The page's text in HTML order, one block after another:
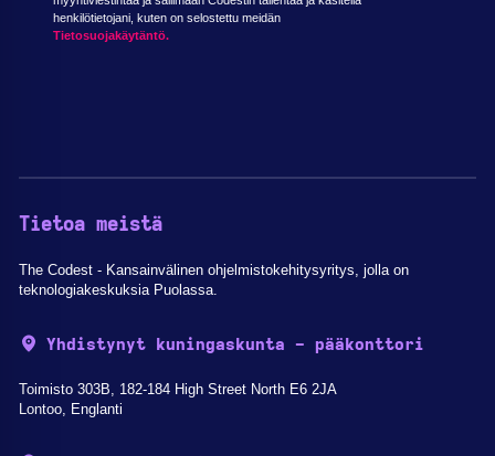
henkilötietojani, kuten on selostettu meidän
Tietosuojakäytäntö.
Tietoa meistä
The Codest - Kansainvälinen ohjelmistokehitysyritys, jolla on
teknologiakeskuksia Puolassa.
Yhdistynyt kuningaskunta - pääkonttori
Toimisto 303B, 182-184 High Street North E6 2JA
Lontoo, Englanti